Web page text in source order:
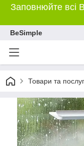
Заповнюйте всі
BeSimple
Товари та